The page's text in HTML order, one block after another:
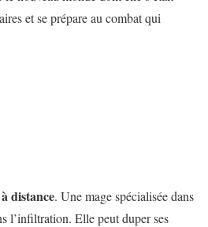
et se prépare au combat qui
distance. Une mage spécialisée dans
l’infiltration. Elle peut duper ses